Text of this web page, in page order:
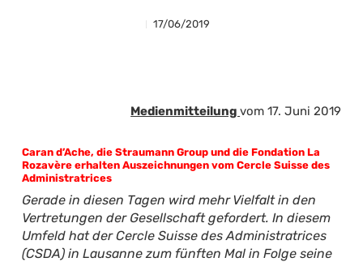
17/06/2019
Medienmitteilungvom 17. Juni 2019
Caran d’Ache, die Straumann Group und die Fondation La
Rozavère erhalten Auszeichnungen vom Cercle Suisse des
Administratrices
Gerade in diesen Tagen wird mehr Vielfalt in den
Vertretungen der Gesellschaft gefordert. In diesem
Umfeld hat der Cercle Suisse des Administratrices
(CSDA) in Lausanne zum fünften Mal in Folge seine